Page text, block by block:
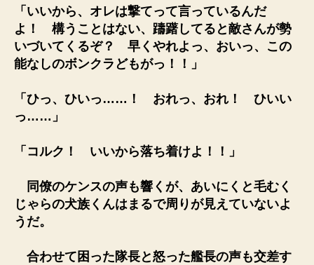
「いいから、オレは撃てって言っているんだ
よ！ 構うことはない、躊躇してると敵さんが勢
いづいてくるぞ？ 早くやれよっ、おいっ、この
能なしのボンクラどもがっ！！」
「ひっ、ひいっ……！ おれっ、おれ！ ひいい
っ……」
「コルク！ いいから落ち着けよ！！」
同僚のケンスの声も響くが、あいにくと毛むく
じゃらの犬族くんはまるで周りが見えていないよ
うだ。
合わせて困った隊長と怒った艦長の声も交差す